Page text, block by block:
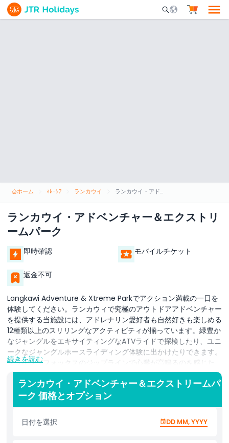
Mobile Search
ホーム ﾏﾚｰｼｱ ランカウイ ランカウイ・アドベンチャー＆エクストリームパーク
ランカウイ・アドベンチャー＆エクストリ
ームパーク
即時確認 モバイルチケット
返金不可
Langkawi Adventure & Xtreme Parkでアクション満載の一日を
体験してください。ランカウィで究極のアウトドアアドベンチャー
を提供する当施設には、アドレナリン愛好者も自然好きも楽しめる
12種類以上のスリリングなアクティビティが揃っています。緑豊か
なジャングルをエキサイティングなATVライドで探検したり、ユニ
ークなジャングルホースライディング体験に出かけたりできます。
フライングフォックスのジップラインで心臓が高鳴るのを感じた
り、プロ仕様のトラックで友達とゴーカートの白熱したレースに挑
戦したりしましょう。ペイントボールの戦いやアーチェリーのチャ
レンジで腕を磨けば、グループや家族での楽しみがさらに深まりま
す。5Dモーションシネマの未来的な世界に飛び込めば、他に類を
見ない没入型アドベンチャーを体験できます。最新のアドレナリン
全開アトラクション、Langkawi Sky Bikeもお見逃しなく—公園と
続きを読む
ランカウイ・アドベンチャー＆エクストリームパ
ーク 価格とオプション
日付を選択 DD MM, YYYY